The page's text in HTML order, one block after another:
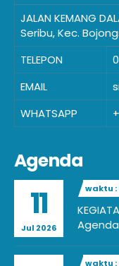
JALAN KEMANG
Seribu, Kec.
TELEPON
EMAIL
WHATSAPP
Agenda
11
Jul 2026
waktu :
waktu :